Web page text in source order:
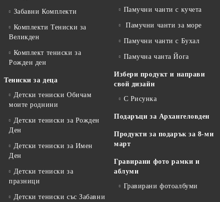
Забавни Комплекти
Комплекти Тениски за
Великден
Комплект тениски за
Рожден ден
Тениски за деца
Детски тениски Обичам
моите роднини
Детски тениски за Рожден
Ден
Детски тениски за Имен
Ден
Детски тениски за
празници
Детски тениски със Забавни
Памучни чанти с кучета
Памучни чанти за море
Памучни чанти с Бухал
Памучна чанта Йога
Избери продукт и направи
свой дизайн
С Рисунка
Подаръци за Архангеловден
Продукти за подарък за 8-ми
март
Гравирани фото рамки и
аблуми
Гравирани фотоалбуми